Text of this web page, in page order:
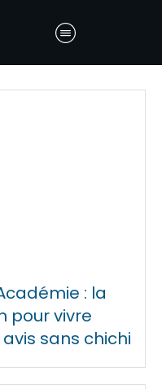
: la
pour vivre
avis sans chichi